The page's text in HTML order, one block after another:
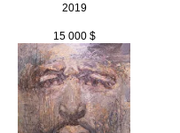
2019
15 000 $